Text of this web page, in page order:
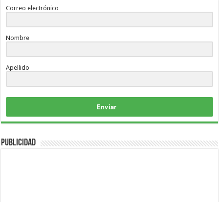
Correo electrónico
Nombre
Apellido
Publicidad